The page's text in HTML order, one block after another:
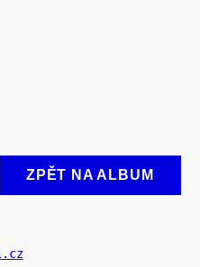
ZPĚT NA ALBUM
.cz